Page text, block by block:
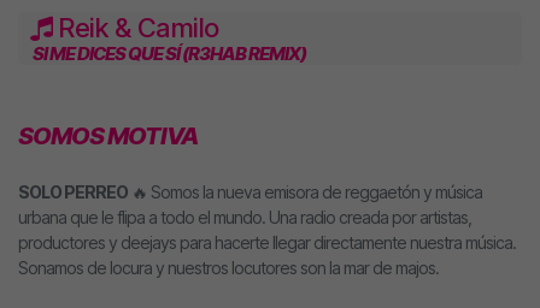
Reik & Camilo
SI ME DICES QUE SÍ (R3HAB REMIX)
SOMOS MOTIVA
SOLO PERREO 🔥 Somos la nueva emisora de reggaetón y música
urbana que le flipa a todo el mundo. Una radio creada por artistas,
productores y deejays para hacerte llegar directamente nuestra música.
Sonamos de locura y nuestros locutores son la mar de majos.